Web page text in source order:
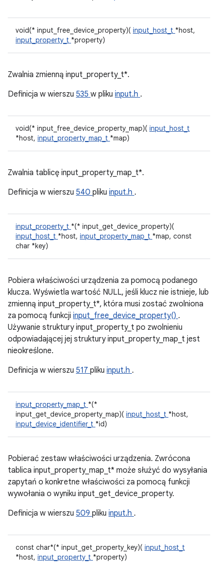
void(* input_free_device_property)( input_host_t *host,
input_property_t *property)
Zwalnia zmienną input_property_t*.
Definicja w wierszu 535 w pliku input.h .
void(* input_free_device_property_map)( input_host_t
*host, input_property_map_t *map)
Zwalnia tablicę input_property_map_t*.
Definicja w wierszu 540 pliku input.h .
input_property_t *(* input_get_device_property)(
input_host_t *host, input_property_map_t *map, const
char *key)
Pobiera właściwości urządzenia za pomocą podanego
klucza. Wyświetla wartość NULL, jeśli klucz nie istnieje, lub
zmienną input_property_t*, która musi zostać zwolniona
za pomocą funkcji input_free_device_property() .
Używanie struktury input_property_t po zwolnieniu
odpowiadającej jej struktury input_property_map_t jest
nieokreślone.
Definicja w wierszu 517 pliku input.h .
input_property_map_t *(*
input_get_device_property_map)( input_host_t *host,
input_device_identifier_t *id)
Pobierać zestaw właściwości urządzenia. Zwrócona
tablica input_property_map_t* może służyć do wysyłania
zapytań o konkretne właściwości za pomocą funkcji
wywołania o wyniku input_get_device_property.
Definicja w wierszu 509 pliku input.h .
const char*(* input_get_property_key)( input_host_t
*host, input_property_t *property)